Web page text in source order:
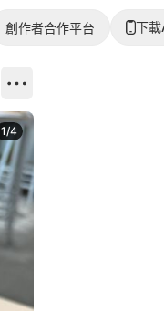
創作者合作平台 下
1/4